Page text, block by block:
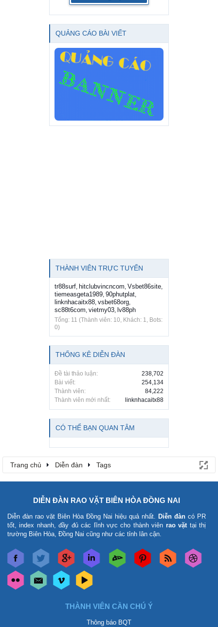
QUẢNG CÁO BÀI VIẾT
THÀNH VIÊN TRỰC TUYẾN
tr88surf, hitclubvincncom, Vsbet86site,
tiemeasgeta1989, 90phutplat,
linknhacaitx88, vsbet68org,
sc88t6com, vietmy03, lv88ph
Tổng: 11 (Thành viên: 10, Khách: 1, Bots:
0)
THỐNG KÊ DIỄN ĐÀN
Đề tài thảo luận:
238,702
Bài viết:
254,134
Thành viên:
84,222
Thành viên mới nhất:
linknhacaitx88
CÓ THỂ BẠN QUAN TÂM
Trang chủ Diễn đàn Tags
DIỄN ĐÀN RAO VẶT BIÊN HÒA ĐỒNG NAI
Diễn đàn rao vặt Biên Hòa Đồng Nai hiệu quả nhất. Diễn đàn có PR
tốt, index nhanh, đầy đủ các lĩnh vực cho thành viên rao vặttại thị
trường Biên Hòa, Đồng Nai cũng như các tỉnh lân cận.
THÀNH VIÊN CẦN CHÚ Ý
Thông báo BQT